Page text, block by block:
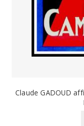
Claude GADOUD